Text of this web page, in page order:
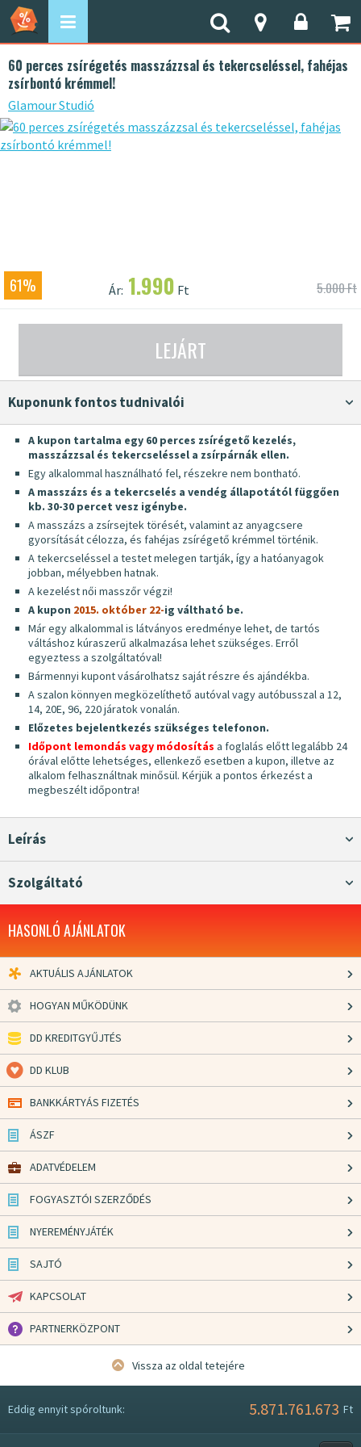
60 perces zsírégetés masszázzsal és tekercseléssel, fahéjas
zsírbontó krémmel!
Glamour Studió
61% Ár: 1.990 Ft 5.000 Ft
LEJÁRT
Kuponunk fontos tudnivalói
A kupon tartalma egy 60 perces zsírégető kezelés,
masszázzsal és tekercseléssel a zsírpárnák ellen.
Egy alkalommal használható fel, részekre nem bontható.
A masszázs és a tekercselés a vendég állapotától függően
kb. 30-30 percet vesz igénybe.
A masszázs a zsírsejtek törését, valamint az anyagcsere
gyorsítását célozza, és fahéjas zsírégető krémmel történik.
A tekercseléssel a testet melegen tartják, így a hatóanyagok
jobban, mélyebben hatnak.
A kezelést női masszőr végzi!
A kupon 2015. október 22-ig váltható be.
Már egy alkalommal is látványos eredménye lehet, de tartós
váltáshoz kúraszerű alkalmazása lehet szükséges. Erről
egyeztess a szolgáltatóval!
Bármennyi kupont vásárolhatsz saját részre és ajándékba.
A szalon könnyen megközelíthető autóval vagy autóbusszal a 12,
14, 20E, 96, 220 járatok vonalán.
Előzetes bejelentkezés szükséges telefonon.
Időpont lemondás vagy módosítás a foglalás előtt legalább 24
órával előtte lehetséges, ellenkező esetben a kupon, illetve az
alkalom felhasználtnak minősül. Kérjük a pontos érkezést a
megbeszélt időpontra!
Leírás
Szolgáltató
HASONLÓ AJÁNLATOK
AKTUÁLIS AJÁNLATOK
HOGYAN MŰKÖDÜNK
DD KREDITGYŰJTÉS
DD KLUB
BANKKÁRTYÁS FIZETÉS
ÁSZF
ADATVÉDELEM
FOGYASZTÓI SZERZŐDÉS
NYEREMÉNYJÁTÉK
SAJTÓ
KAPCSOLAT
PARTNERKÖZPONT
Vissza az oldal tetejére
Eddig ennyit spóroltunk: 5.871.761.673 Ft